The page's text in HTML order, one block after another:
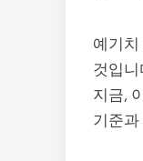
예기
것입
지금,
기준